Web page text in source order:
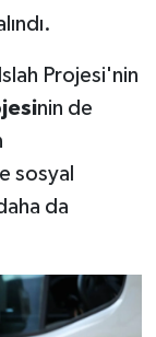
Projesi'nin
nin de
sosyal
da